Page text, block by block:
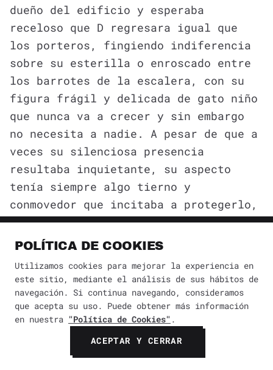
dueño del edificio y esperaba
receloso que D regresara igual que
los porteros, fingiendo indiferencia
sobre su esterilla o enroscado entre
los barrotes de la escalera, con su
figura frágil y delicada de gato niño
que nunca va a crecer y sin embargo
no necesita a nadie. A pesar de que a
veces su silenciosa presencia
resultaba inquietante, su aspecto
tenía siempre algo tierno y
conmovedor que incitaba a protegerlo,
haciendo sentir que su orgullosa
independencia no ocultaba su
D lo encontró cuando subía a su
departamento con su amiga y ella,
reparando en la pequeña figura gris,
le preguntó de quién sería, pero no
se extrañó cuando D no supo
POLÍTICA DE COOKIES
Utilizamos cookies para mejorar la experiencia en
este sitio, mediante el análisis de sus hábitos de
navegación. Si continua navegando, consideramos
que acepta su uso. Puede obtener más información
en nuestra "Política de Cookies" .
ACEPTAR Y CERRAR